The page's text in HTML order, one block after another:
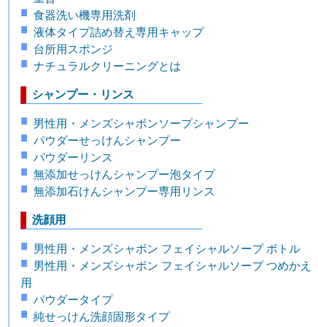
食器洗い機専用洗剤
液体タイプ詰め替え専用キャップ
台所用スポンジ
ナチュラルクリーニングとは
シャンプー・リンス
男性用・メンズシャボンソープシャンプー
パウダーせっけんシャンプー
パウダーリンス
無添加せっけんシャンプー泡タイプ
無添加石けんシャンプー専用リンス
洗顔用
男性用・メンズシャボン フェイシャルソープ ボトル
男性用・メンズシャボン フェイシャルソープ つめかえ
用
パウダータイプ
純せっけん洗顔固形タイプ